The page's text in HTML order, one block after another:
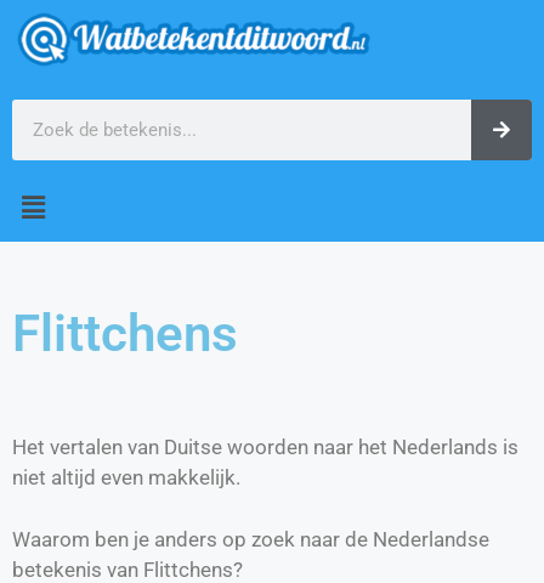
Flittchens
Het vertalen van Duitse woorden naar het Nederlands is
niet altijd even makkelijk.
Waarom ben je anders op zoek naar de Nederlandse
betekenis van Flittchens?